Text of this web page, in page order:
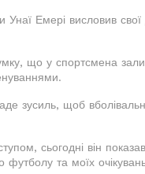
Унаї Емері висловив
що у спортсмена
зусиль, щоб
сьогодні він
та моїх